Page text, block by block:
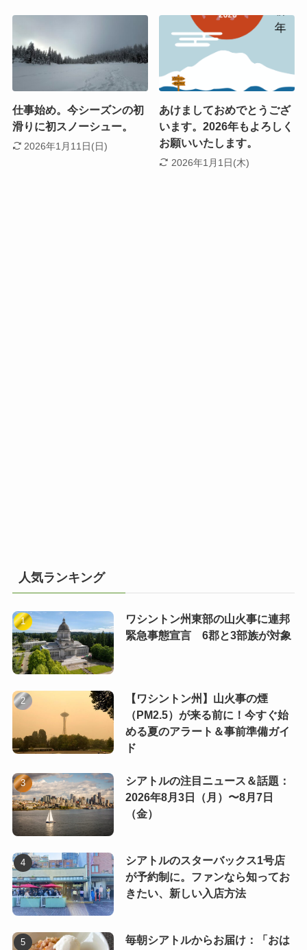
仕事始め。今シーズンの初
滑りに初スノーシュー。
2026年1月11日(日)
あけましておめでとうござ
います。2026年もよろしく
お願いいたします。
2026年1月1日(木)
人気ランキング
ワシントン州東部の山火事に連邦
緊急事態宣言 6郡と3部族が対象
【ワシントン州】山火事の煙
（PM2.5）が来る前に！今すぐ始
める夏のアラート＆事前準備ガイ
ド
シアトルの注目ニュース＆話題：
2026年8月3日（月）〜8月7日
（金）
シアトルのスターバックス1号店
が予約制に。ファンなら知ってお
きたい、新しい入店方法
毎朝シアトルからお届け：「おは